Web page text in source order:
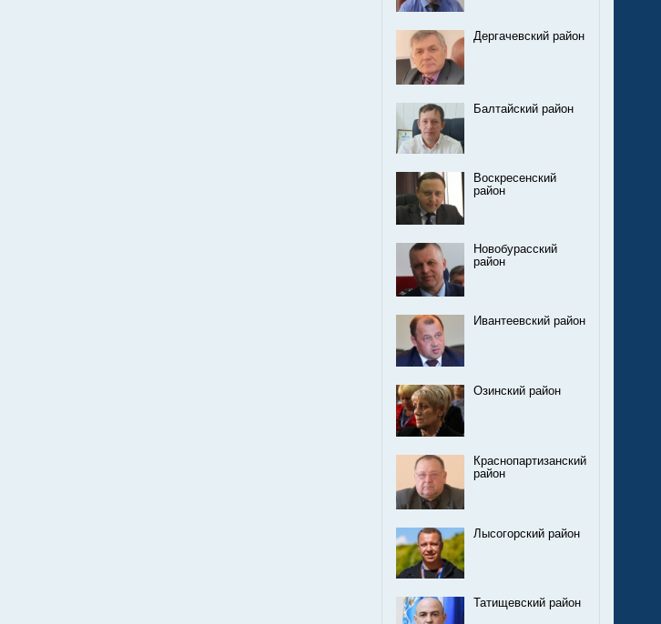
Дергачевский район
Балтайский район
Воскресенский
район
Новобурасский
район
Ивантеевский район
Озинский район
Краснопартизанский
район
Лысогорский район
Татищевский район